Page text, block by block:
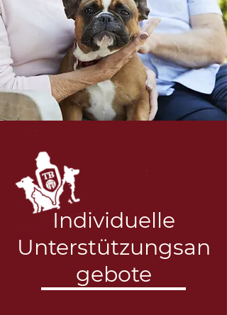
Individuelle
Unterstützungsan
gebote